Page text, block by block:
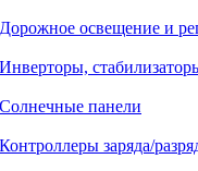
Дорожное освещение и
Инверторы,
Солнечные панели
Контроллеры заряда/